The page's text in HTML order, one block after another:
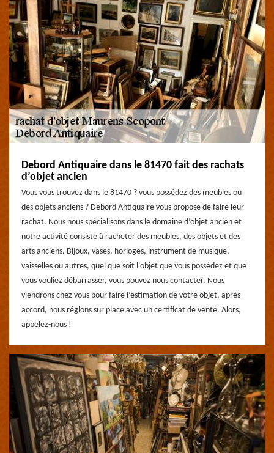
Debord Antiquaire dans le 81470 fait des rachats
d’objet ancien
Vous vous trouvez dans le 81470 ? vous possédez des meubles ou
des objets anciens ? Debord Antiquaire vous propose de faire leur
rachat. Nous nous spécialisons dans le domaine d’objet ancien et
notre activité consiste à racheter des meubles, des objets et des
arts anciens. Bijoux, vases, horloges, instrument de musique,
vaisselles ou autres, quel que soit l’objet que vous possédez et que
vous vouliez débarrasser, vous pouvez nous contacter. Nous
viendrons chez vous pour faire l’estimation de votre objet, après
accord, nous réglons sur place avec un certificat de vente. Alors,
appelez-nous !